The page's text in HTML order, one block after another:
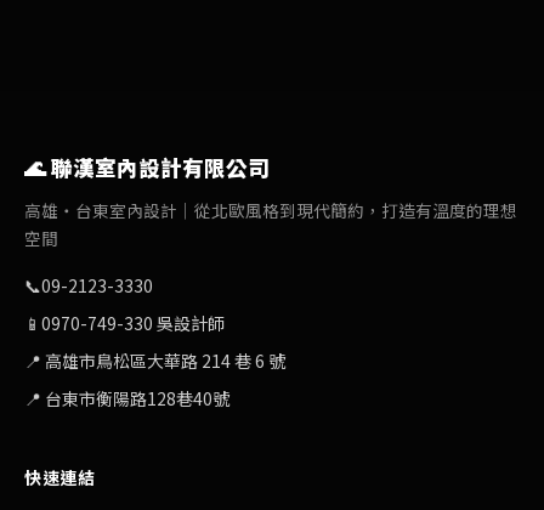
🌊 聯漢室內設計有限公司
高雄・台東室內設計｜從北歐風格到現代簡約，打造有溫度的理想
空間
📞09-2123-3330
📱 0970-749-330 吳設計師
📍 高雄市鳥松區大華路 214 巷 6 號
📍 台東市衡陽路128巷40號
快速連結